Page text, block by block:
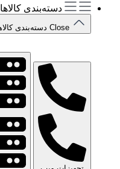
دسته‌بندی کالاها
Close دسته‌بندی کالاها